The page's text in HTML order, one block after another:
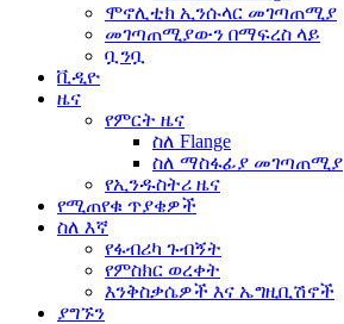
ሞኖሊቲክ ኢንሱላር መገጣጠሚያ
መገጣጠሚያውን በማፍረስ ላይ
ቧንቧ
ቪዲዮ
ዜና
የምርት ዜና
ስለ Flange
ስለ ማስፋፊያ መገጣጠሚያ
የኢንዱስትሪ ዜና
የሚጠየቁ ጥያቄዎች
ስለ እኛ
የፋብሪካ ጉብኝት
የምስክር ወረቀት
እንቅስቃሴዎች እና ኤግዚቢሽኖች
ያግኙን